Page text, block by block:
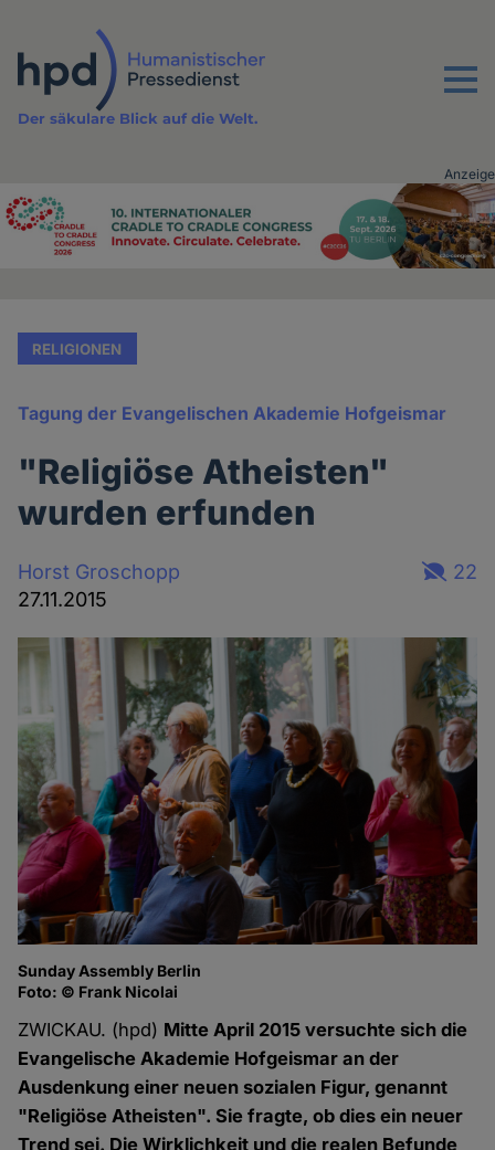
Inhalt
Menu
Der säkulare Blick auf die Welt.
Advertising
Anzeige
RELIGIONEN
Tagung der Evangelischen Akademie Hofgeismar
"Religiöse Atheisten"
wurden erfunden
Horst Groschopp
27.11.2015
22
Sunday Assembly Berlin
Foto: © Frank Nicolai
ZWICKAU. (hpd) Mitte April 2015 versuchte sich die
Evangelische Akademie Hofgeismar an der
Ausdenkung einer neuen sozialen Figur, genannt
"Religiöse Atheisten". Sie fragte, ob dies ein neuer
Trend sei. Die Wirklichkeit und die realen Befunde